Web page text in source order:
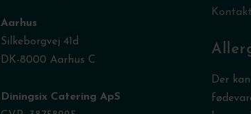
Aarhus
Silkeborgvej 41d
DK-8000 Aarhus C
Diningsix Catering ApS
Kontakt
Der